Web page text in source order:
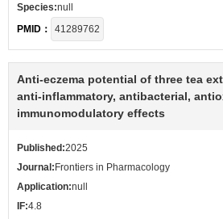
Species:null
PMID：
41289762
Anti-eczema potential of three tea
anti-inflammatory, antibacterial,
immunomodulatory effects
Published:2025
Journal: Frontiers in Pharmacology
Application:null
IF:4.8